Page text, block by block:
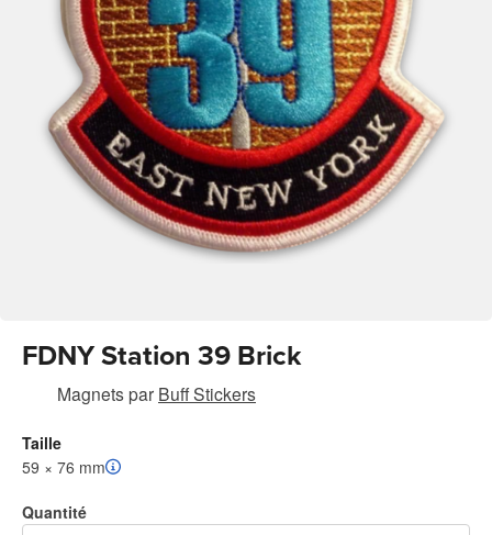
FDNY Station 39 Brick
Magnetspar Buff Stickers
Taille
59 × 76 mm
Quantité